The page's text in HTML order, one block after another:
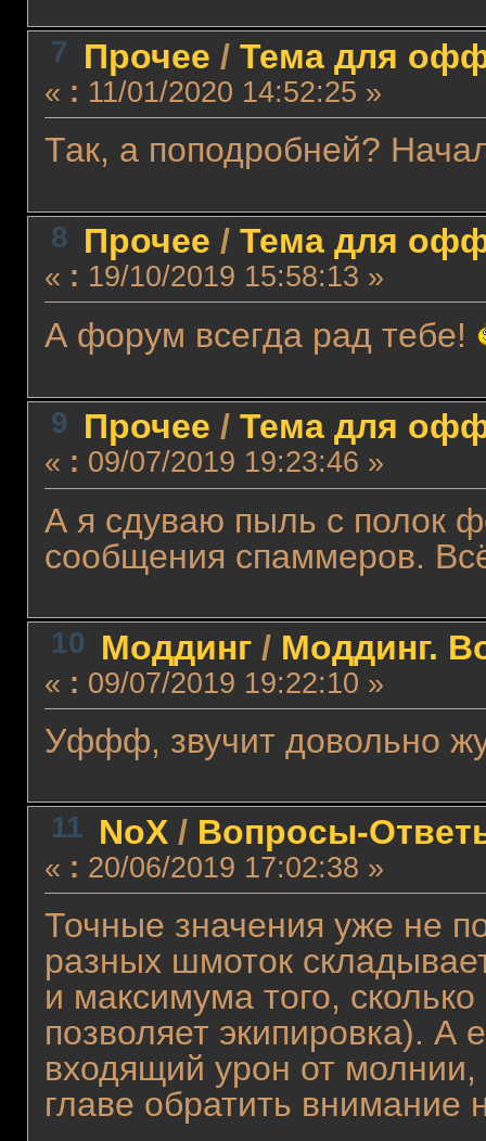
7 Прочее / Тема для
« : 11/01/2020 14:52:25 »
Так, а поподробней?
8 Прочее / Тема для
« : 19/10/2019 15:58:13 »
А форум всегда рад тебе!
9 Прочее / Тема для
« : 09/07/2019 19:23:46 »
А я сдуваю пыль с полок
сообщения спаммеров.
10 Моддинг/ Моддинг.
« : 09/07/2019 19:22:10 »
Уффф, звучит довольно
11 NoX/ Вопросы-
« : 20/06/2019 17:02:38 »
Точные значения уже не
разных шмоток
и максимума того,
позволяет экипировка). А
входящий урон от
главе обратить внимание